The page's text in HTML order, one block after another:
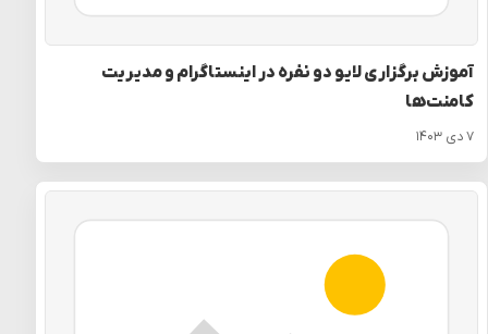
آموزش برگزاری لایو دو نفره در اینستاگرام و مدیریت
کامنت‌ها
۷ دی ۱۴۰۳